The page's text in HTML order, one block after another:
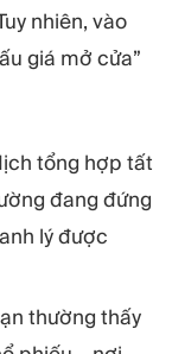
nhiên, vào
giá mở cửa”
tổng hợp tất
đang đứng
lý được
thường thấy